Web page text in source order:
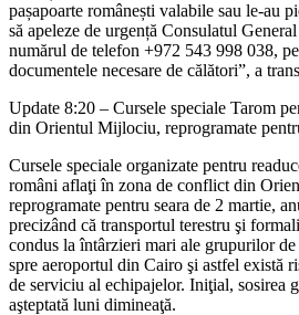
pașapoarte românești valabile sau le-au
să apeleze de urgență Consulatul
numărul de telefon +972 543 998 038,
documentele necesare de călători”, a
Update 8:20 – Cursele speciale Tarom
din Orientul Mijlociu, reprogramate
Cursele speciale organizate pentru
români aflaţi în zona de conflict din
reprogramate pentru seara de 2 martie,
precizând că transportul terestru şi
condus la întârzieri mari ale grupurilor de
spre aeroportul din Cairo şi astfel există
de serviciu al echipajelor. Iniţial, sosirea
aşteptată luni dimineaţă.